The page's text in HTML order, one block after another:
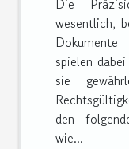
Die
wesentlich,
spielen
sie
den
wie...